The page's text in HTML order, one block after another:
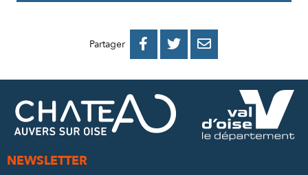
Partager 
PARTAGER
FACEBOOK
PARTAGER
PARTAGER
MAIL
NEWSLETTER